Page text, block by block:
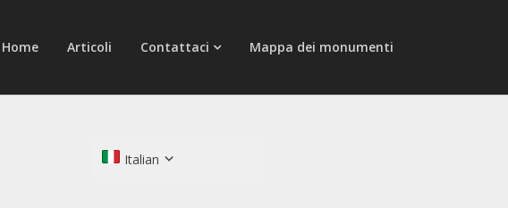
Home Articoli Contattaci Mappa dei monumenti
Italian